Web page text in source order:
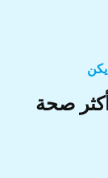
أكثر صحة